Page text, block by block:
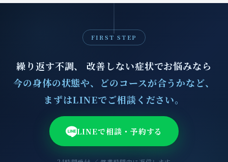
FIRST STEP
繰り返す不調、 改善しない症状でお悩みなら
今の身体の状態や、どのコースが合うかなど、
まずはLINEでご相談ください。
LINEで相談・予約する